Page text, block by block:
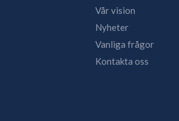
Vår vision
Nyheter
Vanliga frågor
Kontakta oss